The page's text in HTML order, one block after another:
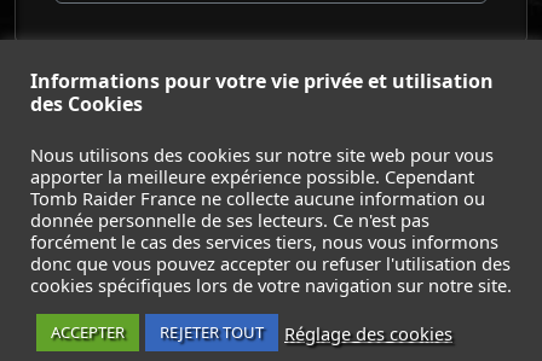
Informations pour votre vie privée et utilisation
des Cookies
Nous utilisons des cookies sur notre site web pour vous
apporter la meilleure expérience possible. Cependant
Tomb Raider France ne collecte aucune information ou
donnée personnelle de ses lecteurs. Ce n'est pas
forcément le cas des services tiers, nous vous informons
donc que vous pouvez accepter ou refuser l'utilisation des
cookies spécifiques lors de votre navigation sur notre site.
ACCEPTER REJETER TOUT Réglage des cookies
© Tomb Raider France 2008 - 2026
Lara Croft et Tomb Raider sont des marques déposées
Square Enix Ltd.
ACCUEIL- TOMB RAIDER- LEGACY OF ATLANTIS
CATALYST - LARA CROFT- FILMS - CONTACT-
MENTIONS LÉGALES / CGU-
Suivez nous sur les réseaux :